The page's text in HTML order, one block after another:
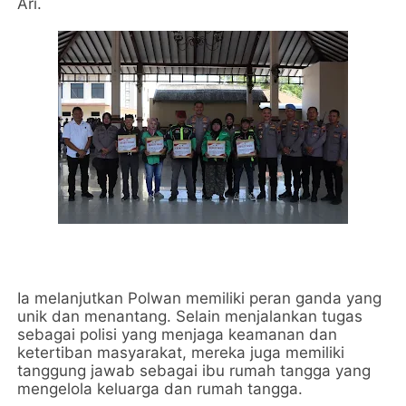
Ia melanjutkan Polwan memiliki peran ganda yang
unik dan menantang. Selain menjalankan tugas
sebagai polisi yang menjaga keamanan dan
ketertiban masyarakat, mereka juga memiliki
tanggung jawab sebagai ibu rumah tangga yang
mengelola keluarga dan rumah tangga.